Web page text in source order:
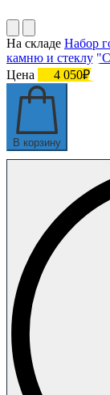
На складе Набор
камню и стеклу
Цена
4 050₽
В корзину